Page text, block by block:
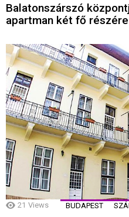
Balatonszárszó
apartman két fő részére
21 Views BUDAPEST